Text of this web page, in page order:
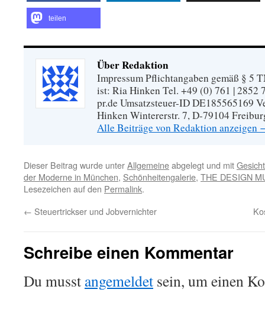
teilen
Über Redaktion
Impressum Pflichtangaben gemäß § 5
ist: Ria Hinken Tel. +49 (0) 761 | 2852
pr.de Umsatzsteuer-ID DE185565169
Hinken Wintererstr. 7, D-79104
Alle Beiträge von Redaktion anzeigen
Dieser Beitrag wurde unterAllgemeineabgelegt und mit
der Moderne in München, Schönheitengalerie, THE DESIGN
Lesezeichen auf den Permalink.
← Steuertrickser und Jobvernichter
Schreibe einen Kommentar
Du musst angemeldet sein, um einen